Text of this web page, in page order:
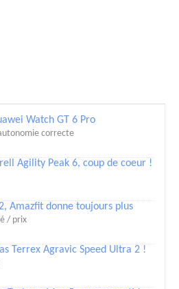
Watch GT 6 Pro
correcte
Agility Peak 6, coup de coeur !
Amazfit donne toujours plus
/ prix
Terrex Agravic Speed Ultra 2 !